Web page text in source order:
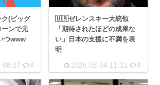
(ビッグ
ーンで元
つwww
08:17 0
🇺🇦ゼレンスキー大統領
「期待されたほどの成果な
い」日本の支援に不満を表
明
2026.08.04 11:31 0